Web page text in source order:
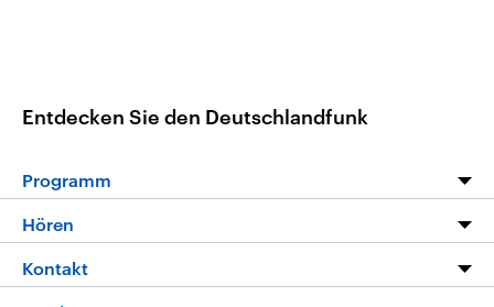
Entdecken Sie den Deutschlandfunk
Programm
Programm
Die Nachrichten
Hören
Livestream
Kontakt